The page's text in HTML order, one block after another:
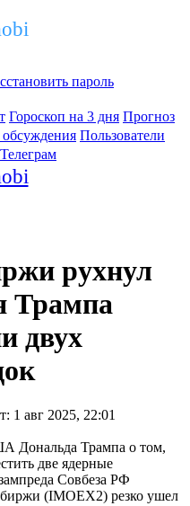
пароль
Гороскоп на 3 дня Прогноз
Пользователи
рухнул
Трампа
двух
1 авг 2025, 22:01
Дональда Трампа о том,
две ядерные
Совбеза РФ
(IMOEX2) резко ушел